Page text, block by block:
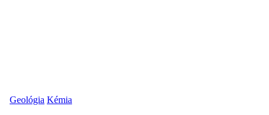
Geológia Kémia